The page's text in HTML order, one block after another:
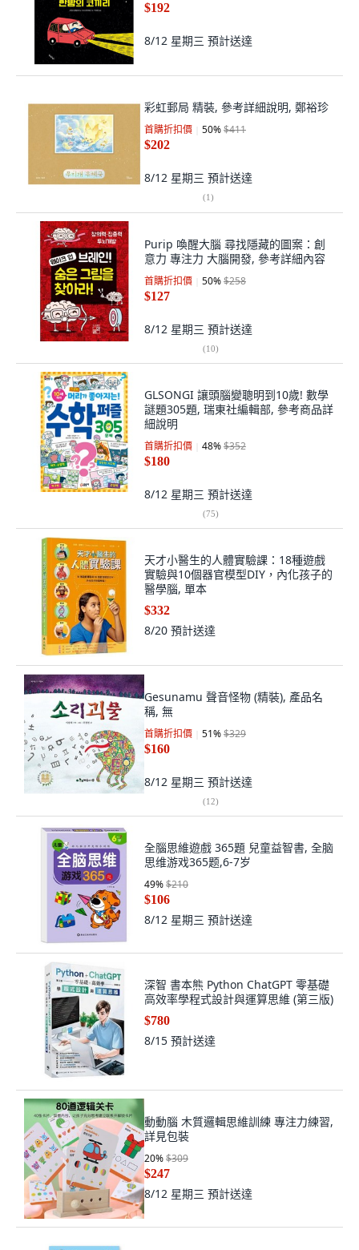
$192
8/12 星期三 預計送達
彩虹郵局 精裝, 參考詳細說明, 鄭裕珍
首購折扣價 50%$411
$202
8/12 星期三 預計送達
(1)
Purip 喚醒大腦 尋找隱藏的圖案：創
意力 專注力 大腦開發, 參考詳細內容
首購折扣價 50%$258
$127
8/12 星期三 預計送達
(10)
GLSONGI 讓頭腦變聰明到10歲! 數學
謎題305題, 瑞東社編輯部, 參考商品詳
細說明
首購折扣價 48%$352
$180
8/12 星期三 預計送達
(75)
天才小醫生的人體實驗課：18種遊戲
實驗與10個器官模型DIY，內化孩子的
醫學腦, 單本
$332
8/20 預計送達
Gesunamu 聲音怪物 (精裝), 產品名
稱, 無
首購折扣價 51%$329
$160
8/12 星期三 預計送達
(12)
全腦思維遊戲 365題 兒童益智書, 全脑
思维游戏365题,6-7岁
49%$210
$106
8/12 星期三 預計送達
深智 書本熊 Python ChatGPT 零基礎
高效率學程式設計與運算思維 (第三版)
$780
8/15 預計送達
動動腦 木質邏輯思維訓練 專注力練習,
詳見包裝
20%$309
$247
8/12 星期三 預計送達